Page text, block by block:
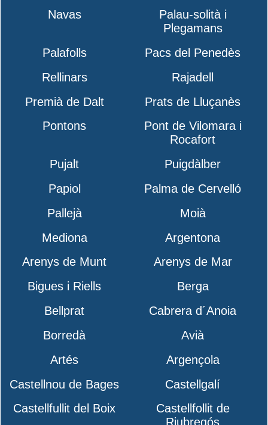
Navas
Palau-solità i
Plegamans
Palafolls
Pacs del Penedès
Rellinars
Rajadell
Premià de Dalt
Prats de Lluçanès
Pontons
Pont de Vilomara i
Rocafort
Pujalt
Puigdàlber
Papiol
Palma de Cervelló
Pallejà
Moià
Mediona
Argentona
Arenys de Munt
Arenys de Mar
Bigues i Riells
Berga
Bellprat
Cabrera d´Anoia
Borredà
Avià
Artés
Argençola
Castellnou de Bages
Castellgalí
Castellfullit del Boix
Castellfollit de
Riubregós